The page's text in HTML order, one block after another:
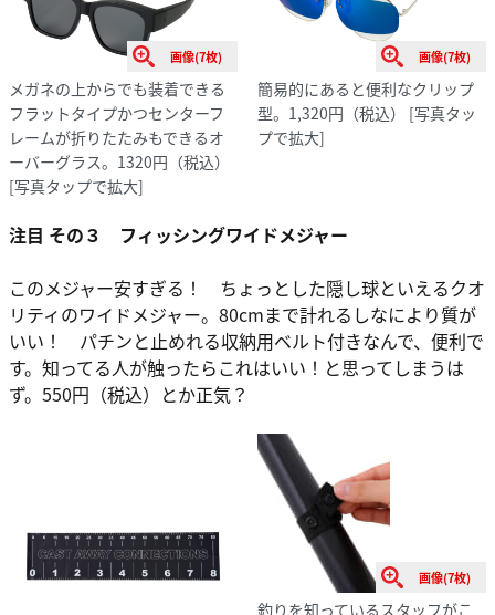
画像(7枚)
メガネの上からでも装着できる
フラットタイプかつセンターフ
レームが折りたたみもできるオ
ーバーグラス。1320円（税込）
[写真タップで拡大]
画像(7枚)
簡易的にあると便利なクリップ
型。1,320円（税込）
[写真タッ
プで拡大]
注目 その３ フィッシングワイドメジャー
このメジャー安すぎる！ ちょっとした隠し球といえるクオ
リティのワイドメジャー。80cmまで計れるしなにより質が
いい！ パチンと止めれる収納用ベルト付きなんで、便利で
す。知ってる人が触ったらこれはいい！と思ってしまうは
ず。550円（税込）とか正気？
画像(7枚)
釣りを知っているスタッフがこ